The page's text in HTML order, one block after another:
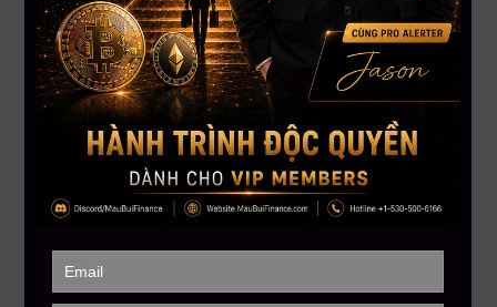
Một quyết định đúng hôm nay = Tiết kiệm cả năm sai
lầm
Chờ thêm = Trễ sóng, trễ cơ hội đầu tư hiệu quả
Đăng Ký Ngay Để Nhận Ưu Đãi Trước Khi Đóng Deal!
Gọi ngay+1 866-212-3389 để giữ suất đăng ký
inbox “VIP” trên fanpageMau Bui Finance
được hỗ trợ nhanh nhất!
——————–
MAU BUI FINANCE – Với sứ mệnh giúp hàng triệu người Việt